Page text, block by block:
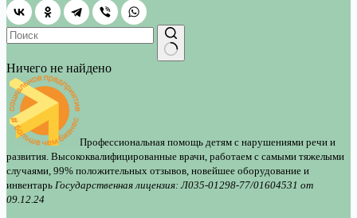
Ничего не найдено
Профессиональная помощь детям с нарушениями речи и
развития. Высококвалифицированные врачи, работаем с самыми тяжелыми
случаями, 99% положительных отзывов, новейшее оборудование и
инвентарь Государственная лицензия: Л035-01298-77/01604531 от
09.12.24